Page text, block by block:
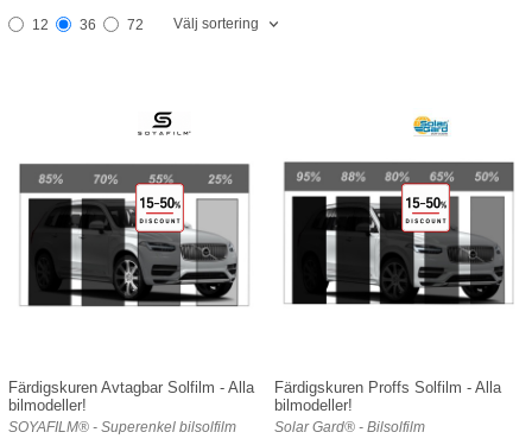
12 36 72 Välj sortering
Färdigskuren Avtagbar Solfilm - Alla
bilmodeller!
SOYAFILM® - Superenkel bilsolfilm
Färdigskuren Proffs Solfilm - Alla
bilmodeller!
Solar Gard® - Bilsolfilm